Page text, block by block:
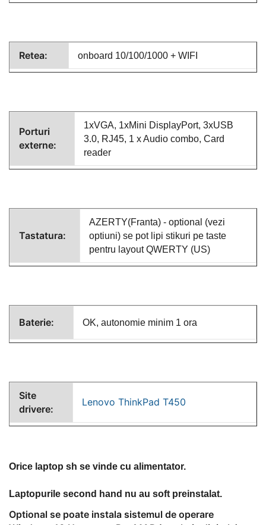
Retea: onboard 10/100/1000 + WIFI
Porturi
externe:
1xVGA, 1xMini DisplayPort, 3xUSB
3.0, RJ45, 1 x Audio combo, Card
reader
Tastatura:
AZERTY(Franta) - optional (vezi
optiuni) se pot lipi stikuri pe taste
pentru layout QWERTY (US)
Baterie: OK, autonomie minim 1 ora
Site
drivere:
Lenovo ThinkPad T450
Orice laptop sh se vinde cu alimentator.
Laptopurile second hand nu au soft preinstalat.
Optional se poate instala sistemul de operare